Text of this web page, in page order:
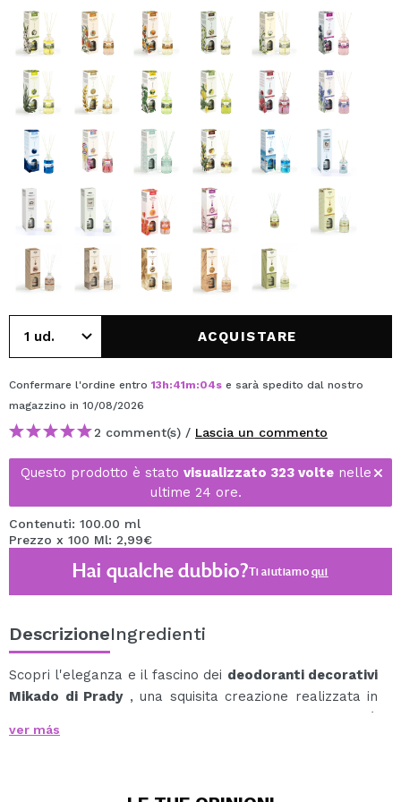
ACQUISTARE
Confermare l'ordine entro 13h:41m:03se sarà spedito dal nostro
magazzino in 10/08/2026
2 comment(s) / Lascia un commento
Questo prodotto è stato visualizzato 323 volte nelle
ultime 24 ore.
Contenuti: 100.00 ml
Prezzo x 100 Ml: 2,99€
Hai qualche dubbio?Ti aiutiamoqui
DescrizioneIngredienti
Scopri l'eleganza e il fascino dei deodoranti decorativi
Mikado di Prady, una squisita creazione realizzata in
Spagna con alcool ed essenze naturali che trasformerà
il tuo ambiente in un'oasi profumata.
ver más